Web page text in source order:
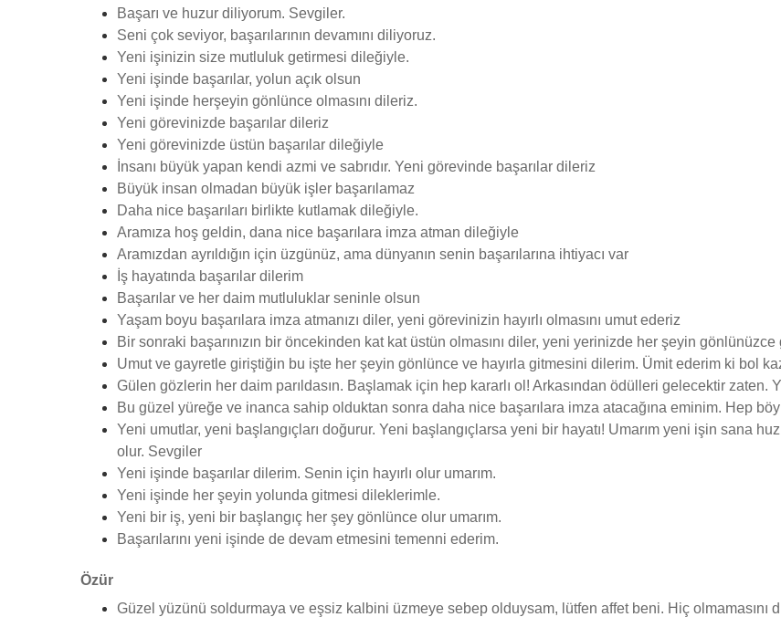
Başarı ve huzur diliyorum. Sevgiler.
Seni çok seviyor, başarılarının devamını diliyoruz.
Yeni işinizin size mutluluk getirmesi dileğiyle.
Yeni işinde başarılar, yolun açık olsun
Yeni işinde herşeyin gönlünce olmasını dileriz.
Yeni görevinizde başarılar dileriz
Yeni görevinizde üstün başarılar dileğiyle
İnsanı büyük yapan kendi azmi ve sabrıdır. Yeni görevinde başarılar dileriz
Büyük insan olmadan büyük işler başarılamaz
Daha nice başarıları birlikte kutlamak dileğiyle.
Aramıza hoş geldin, dana nice başarılara imza atman dileğiyle
Aramızdan ayrıldığın için üzgünüz, ama dünyanın senin başarılarına ihtiyacı var
İş hayatında başarılar dilerim
Başarılar ve her daim mutluluklar seninle olsun
Yaşam boyu başarılara imza atmanızı diler, yeni görevinizin hayırlı olmasını umut ederiz
Bir sonraki başarınızın bir öncekinden kat kat üstün olmasını diler, yeni yerinizde her şeyin
Umut ve gayretle giriştiğin bu işte her şeyin gönlünce ve hayırla gitmesini dilerim. Ümit ederim ki bol
Gülen gözlerin her daim parıldasın. Başlamak için hep kararlı ol! Arkasından ödülleri gelecektir zaten.
Bu güzel yüreğe ve inanca sahip olduktan sonra daha nice başarılara imza atacağına eminim. Hep
Yeni umutlar, yeni başlangıçları doğurur. Yeni başlangıçlarsa yeni bir hayatı! Umarım yeni işin sana
olur. Sevgiler
Yeni işinde başarılar dilerim. Senin için hayırlı olur umarım.
Yeni işinde her şeyin yolunda gitmesi dileklerimle.
Yeni bir iş, yeni bir başlangıç her şey gönlünce olur umarım.
Başarılarını yeni işinde de devam etmesini temenni ederim.
Özür
Güzel yüzünü soldurmaya ve eşsiz kalbini üzmeye sebep olduysam, lütfen affet beni. Hiç olmamasını